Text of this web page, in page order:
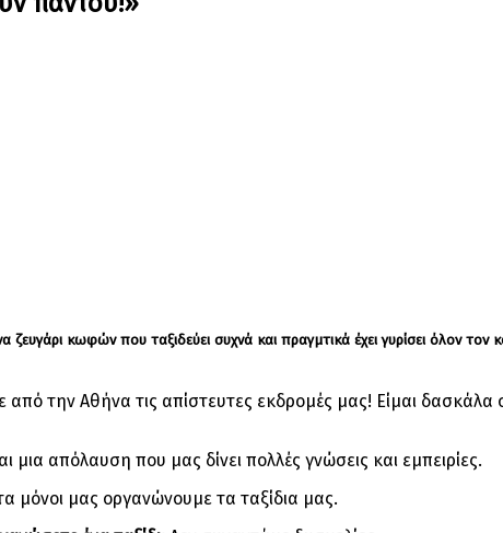
ζευγάρι κωφών που ταξιδεύει συχνά και πραγμτικά έχει γυρίσει όλον
την Αθήνα τις απίστευτες εκδρομές μας! Είμαι δασκάλα
μια απόλαυση που μας δίνει πολλές γνώσεις και εμπειρίες.
μόνοι μας οργανώνουμε τα ταξίδια μας.